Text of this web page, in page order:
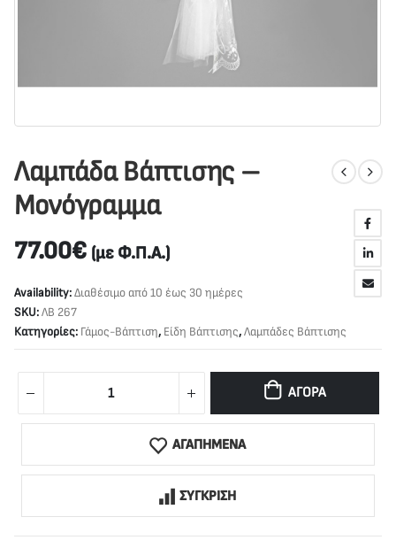
Λαμπάδα Βάπτισης –
Μονόγραμμα
77.00€ (με Φ.Π.Α.)
Availability:Διαθέσιμο από 10 έως 30 ημέρες
SKU:ΛΒ 267
Κατηγορίες: Γάμος-Βάπτιση, Είδη Βάπτισης,Λαμπάδες Βάπτισης
ΑΓΟΡΆ
ΑΓΑΠΗΜΕΝΑ
ΣΥΓΚΡΙΣΗ